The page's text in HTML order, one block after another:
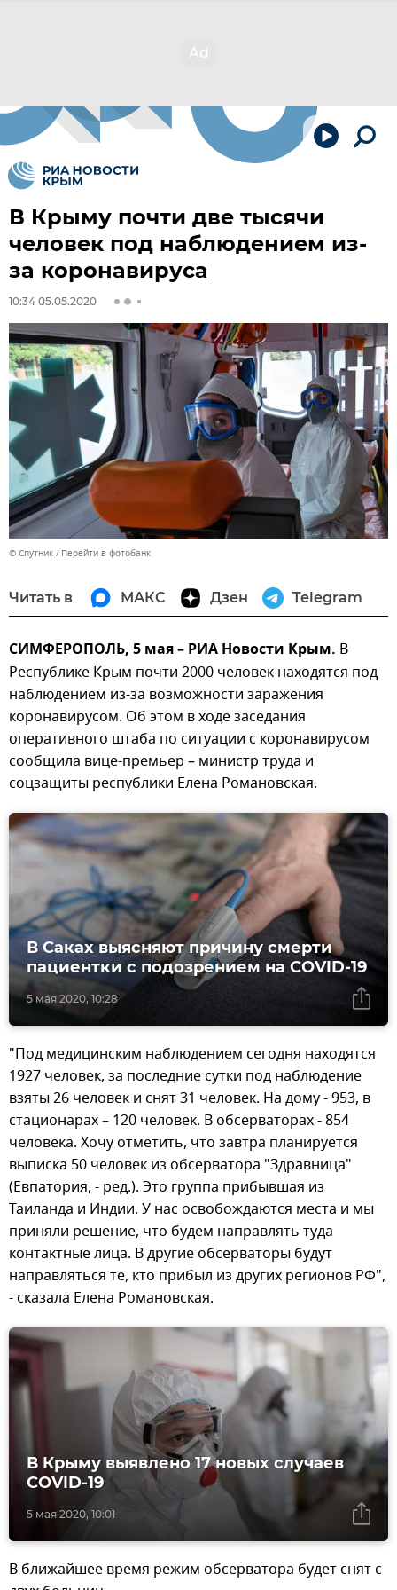
В Крыму почти две тысячи
человек под наблюдением из-
за коронавируса
10:34 05.05.2020
© Спутник Перейти в фотобанк
Читать в МАКС Дзен Telegram
СИМФЕРОПОЛЬ, 5 мая – РИА Новости Крым. В
Республике Крым почти 2000 человек находятся под
наблюдением из-за возможности заражения
коронавирусом. Об этом в ходе заседания
оперативного штаба по ситуации с коронавирусом
сообщила вице-премьер – министр труда и
соцзащиты республики Елена Романовская.
5 мая 2020, 10:28
В Саках выясняют причину смерти
пациентки с подозрением на COVID-19
"Под медицинским наблюдением сегодня находятся
1927 человек, за последние сутки под наблюдение
взяты 26 человек и снят 31 человек. На дому - 953, в
стационарах – 120 человек. В обсерваторах - 854
человека. Хочу отметить, что завтра планируется
выписка 50 человек из обсерватора "Здравница"
(Евпатория, - ред.). Это группа прибывшая из
Таиланда и Индии. У нас освобождаются места и мы
приняли решение, что будем направлять туда
контактные лица. В другие обсерваторы будут
направляться те, кто прибыл из других регионов РФ",
- сказала Елена Романовская.
5 мая 2020, 10:01
В Крыму выявлено 17 новых случаев
COVID-19
В ближайшее время режим обсерватора будет снят с